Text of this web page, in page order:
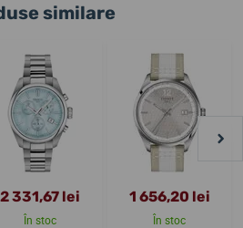
similare
2 331,67 lei
În stoc
1 656,20 lei
În stoc